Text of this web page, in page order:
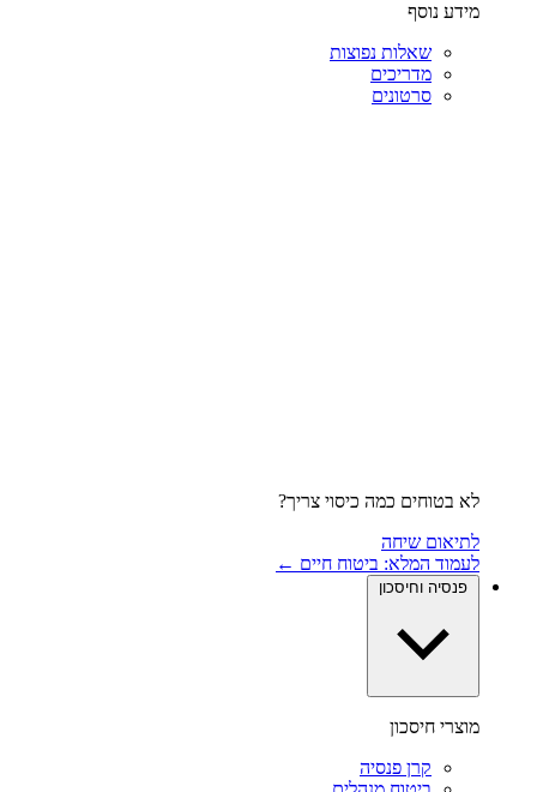
מידע נוסף
שאלות נפוצות
מדריכים
סרטונים
לא בטוחים כמה כיסוי צריך?
לתיאום שיחה
לעמוד המלא: ביטוח חיים ←
פנסיה וחיסכון
מוצרי חיסכון
קרן פנסיה